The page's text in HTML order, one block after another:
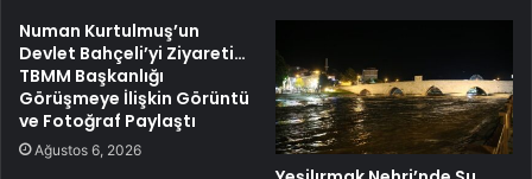
Numan Kurtulmuş’un
Devlet Bahçeli’yi Ziyareti…
TBMM Başkanlığı
Görüşmeye İlişkin Görüntü
ve Fotoğraf Paylaştı
Ağustos 6, 2026